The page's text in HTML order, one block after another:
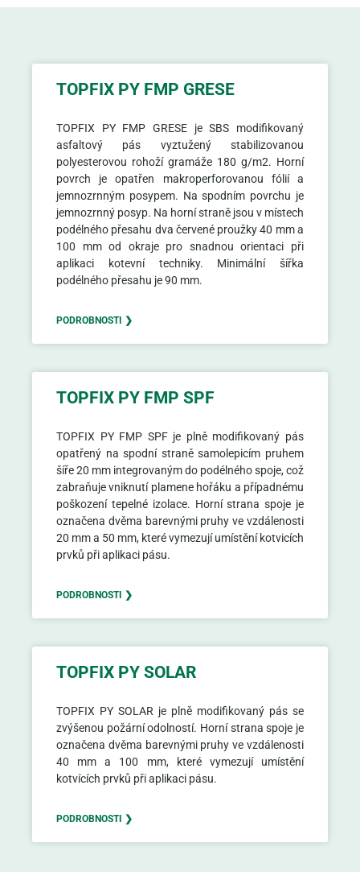
TOPFIX PY FMP GRESE
TOPFIX PY FMP GRESE je SBS modifikovaný
asfaltový pás vyztužený stabilizovanou
polyesterovou rohoží gramáže 180 g/m2. Horní
povrch je opatřen makroperforovanou fólií a
jemnozrnným posypem. Na spodním povrchu je
jemnozrnný posyp. Na horní straně jsou v místech
podélného přesahu dva červené proužky 40 mm a
100 mm od okraje pro snadnou orientaci při
aplikaci kotevní techniky. Minimální šířka
podélného přesahu je 90 mm.
PODROBNOSTI ❯
TOPFIX PY FMP SPF
TOPFIX PY FMP SPF je plně modifikovaný pás
opatřený na spodní straně samolepicím pruhem
šíře 20 mm integrovaným do podélného spoje, což
zabraňuje vniknutí plamene hořáku a případnému
poškození tepelné izolace. Horní strana spoje je
označena dvěma barevnými pruhy ve vzdálenosti
20 mm a 50 mm, které vymezují umístění kotvicích
prvků při aplikaci pásu.
PODROBNOSTI ❯
TOPFIX PY SOLAR
TOPFIX PY SOLAR je plně modifikovaný pás se
zvýšenou požární odolností. Horní strana spoje je
označena dvěma barevnými pruhy ve vzdálenosti
40 mm a 100 mm, které vymezují umístění
kotvících prvků při aplikaci pásu.
PODROBNOSTI ❯